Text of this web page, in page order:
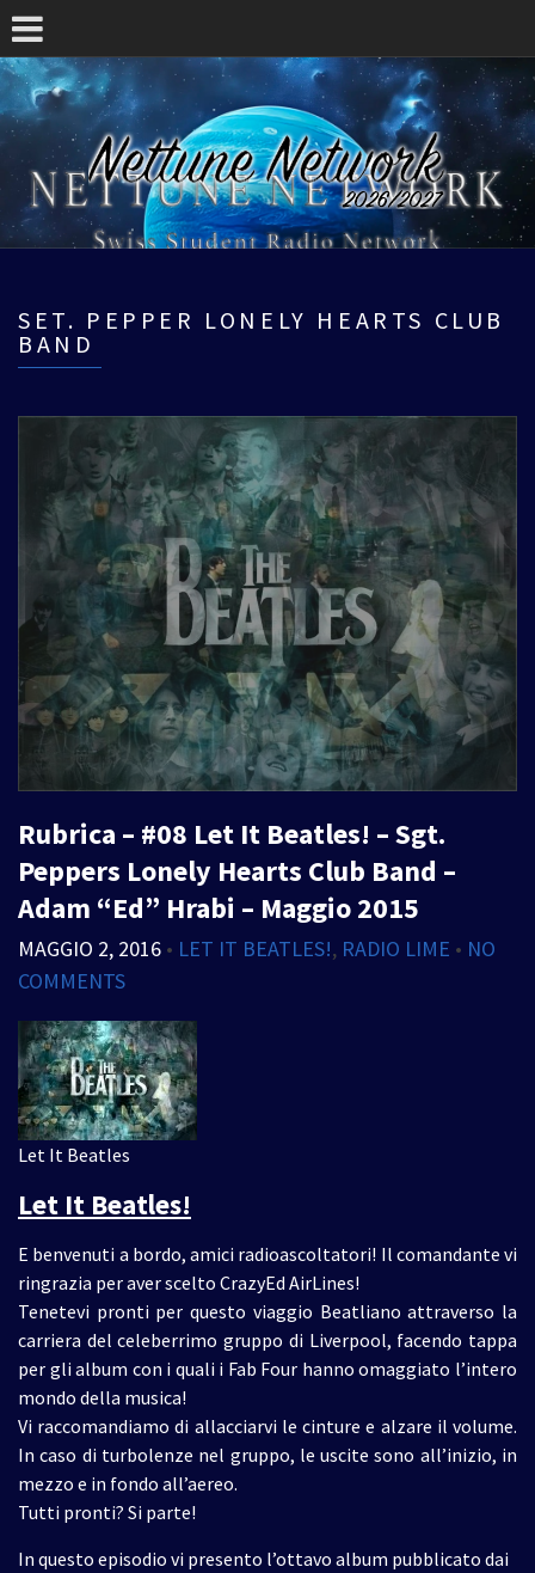
SET. PEPPER LONELY HEARTS CLUB
BAND
Rubrica – #08 Let It Beatles! – Sgt.
Peppers Lonely Hearts Club Band –
Adam “Ed” Hrabi – Maggio 2015
MAGGIO 2, 2016 • LET IT BEATLES!, RADIO LIME • NO
COMMENTS
Let It Beatles
Let It Beatles!
E benvenuti a bordo, amici radioascoltatori! Il comandante vi
ringrazia per aver scelto CrazyEd AirLines!
Tenetevi pronti per questo viaggio Beatliano attraverso la
carriera del celeberrimo gruppo di Liverpool, facendo tappa
per gli album con i quali i Fab Four hanno omaggiato l’intero
mondo della musica!
Vi raccomandiamo di allacciarvi le cinture e alzare il volume.
In caso di turbolenze nel gruppo, le uscite sono all’inizio, in
mezzo e in fondo all’aereo.
Tutti pronti? Si parte!
In questo episodio vi presento l’ottavo album pubblicato dai